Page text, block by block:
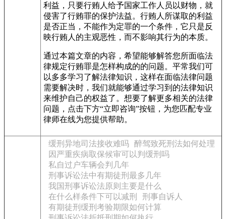
利益，只要行贿人给予国家工作人员以财物，就
侵害了行贿罪的保护法益。行贿人所谋取的利益
是否正当，不能作为定罪的一个条件，它只是反
映行贿人的主观恶性，而不影响其行为的本质。
通过本篇文章的内容，希望能够解答您所面临法
律规定行贿罪是怎样构成的的问题。平常我们可
以多多学习了解法律知识，这样在面临法律问题
需要解决时，我们就能够通过学习到的法律知识
来维护自己的权益了。想要了解更多相关的法律
问题，点击下方“立即咨询”按钮，为您匹配专业
律师在线为您提供帮助。
缓刑异地司法接收难吗 醉驾致死刑法如何处理
因严重疾病取保候审可以判缓刑吗
私自过户车辆会判几年
刑事诉讼法中有期徒刑最多几年
我国刑事诉讼法原则主要是什么
在什么样条件下可以减刑
刑事自诉人
有期徒刑缓刑考验期限如何计算